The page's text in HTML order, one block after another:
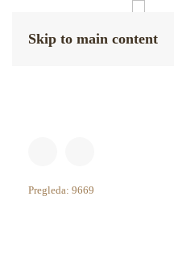
Skip to main content
Pregleda: 9669